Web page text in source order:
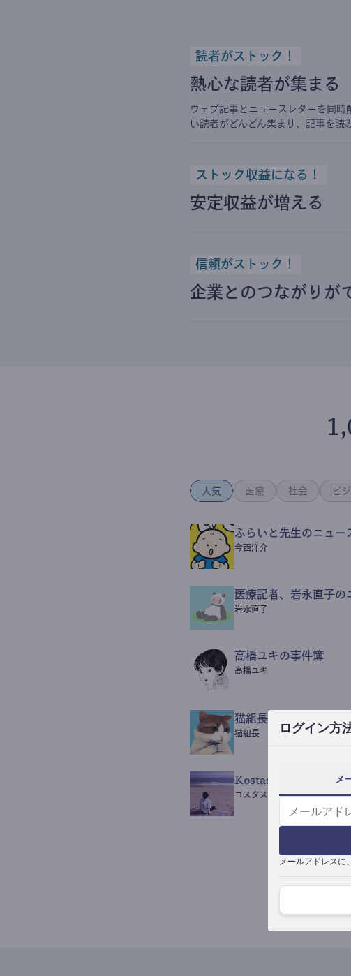
ログイン方
メ
メールアドレスに
読者がストック！
熱心な読者が集まる
ウェブ記事とニュースレターを同時
い読者がどんどん集まり、記事を読
ストック収益になる！
安定収益が増える
信頼がストック！
企業とのつながりが
人気 医療 社会 ビ
ふらいと先生のニュー
今西洋介
医療記者、岩永直子の
岩永直子
高橋ユキの事件簿
高橋ユキ
猫組長POST
猫組長
Kostas Beauty News
コスタス